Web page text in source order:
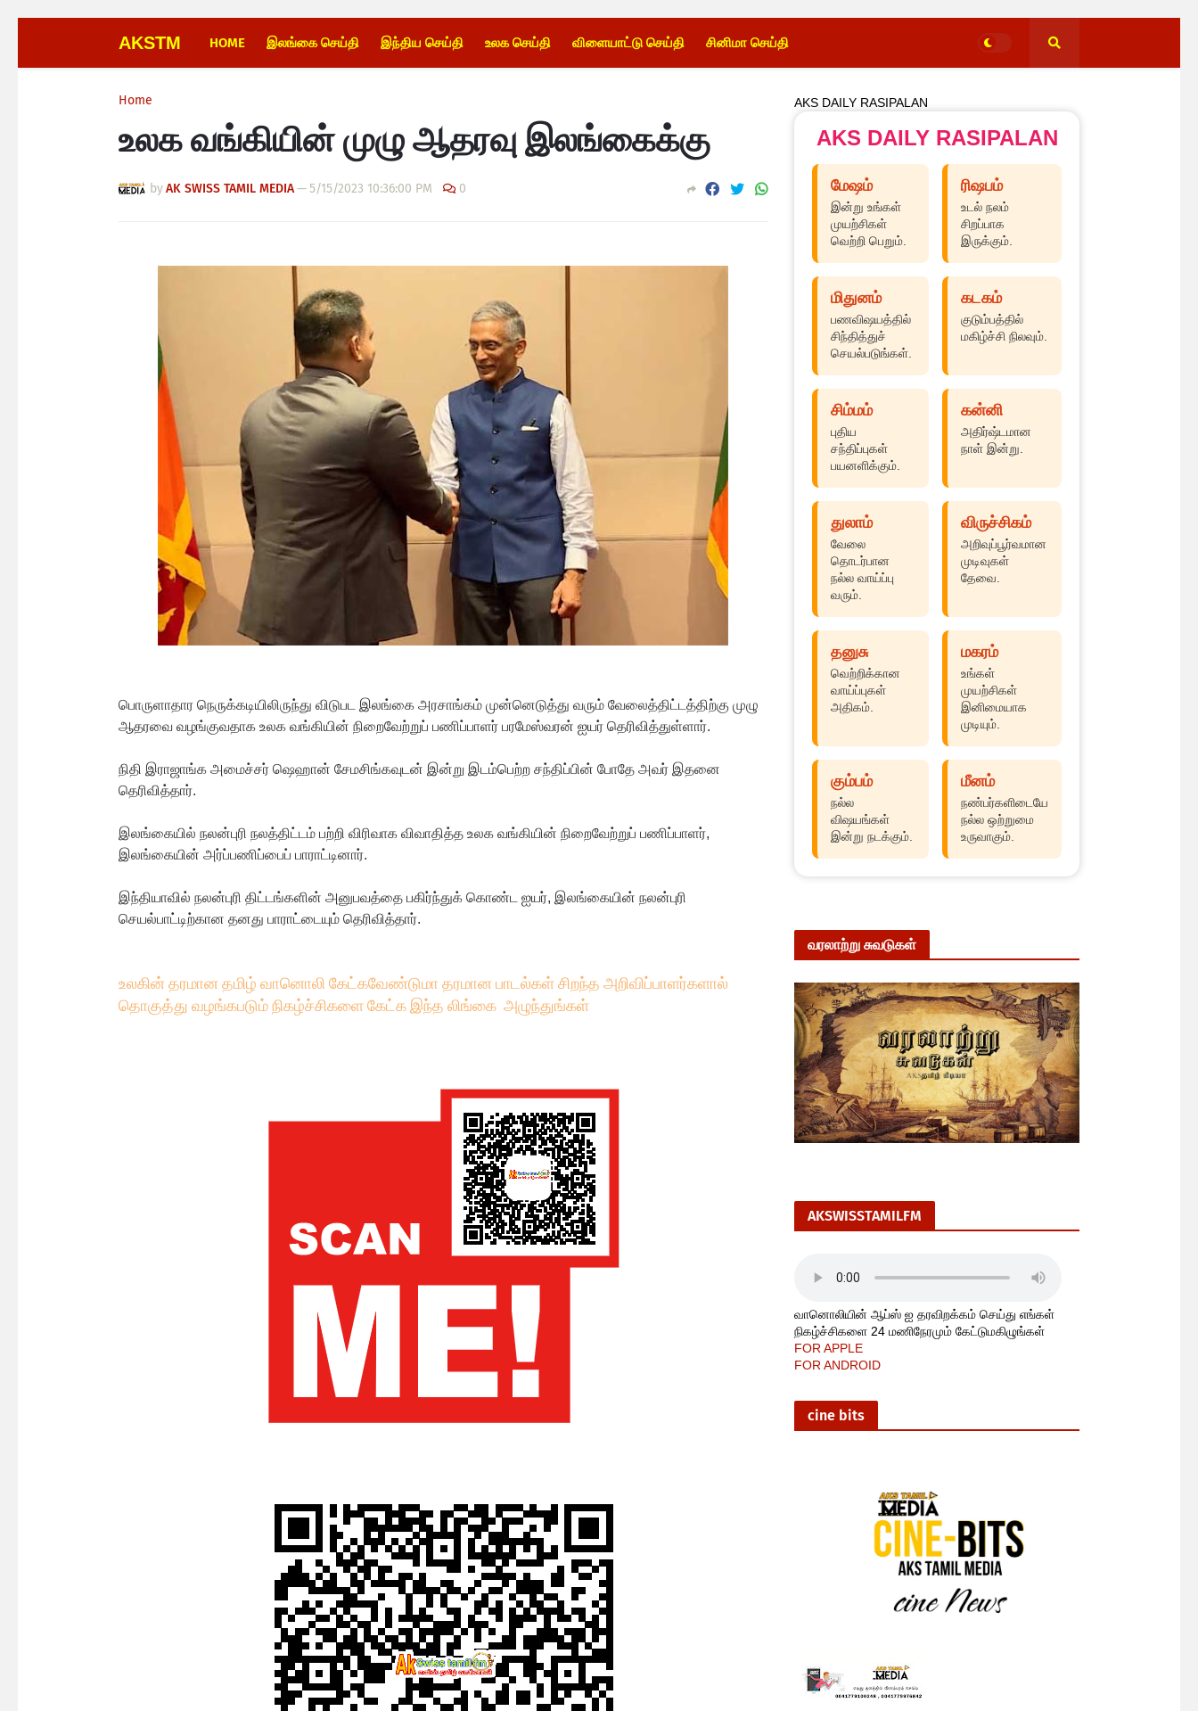
AKSTM HOME இலங்கை செய்தி இந்திய செய்தி உலக செய்தி விளையாட்டு செய்தி சினிமா செய்தி
Home
உலக வங்கியின் முழு ஆதரவு இலங்கைக்கு
byAK SWISS TAMIL MEDIA—5/15/2023 10:36:00 PM 0
பொருளாதார நெருக்கடியிலிருந்து விடுபட இலங்கை அரசாங்கம் முன்னெடுத்து வரும் வேலைத்திட்டத்திற்கு முழு
ஆதரவை வழங்குவதாக உலக வங்கியின் நிறைவேற்றுப் பணிப்பாளர் பரமேஸ்வரன் ஐயர் தெரிவித்துள்ளார்.
நிதி இராஜாங்க அமைச்சர் ஷெஹான் சேமசிங்கவுடன் இன்று இடம்பெற்ற சந்திப்பின் போதே அவர் இதனை
தெரிவித்தார்.
இலங்கையில் நலன்புரி நலத்திட்டம் பற்றி விரிவாக விவாதித்த உலக வங்கியின் நிறைவேற்றுப் பணிப்பாளர்,
இலங்கையின் அர்ப்பணிப்பைப் பாராட்டினார்.
இந்தியாவில் நலன்புரி திட்டங்களின் அனுபவத்தை பகிர்ந்துக் கொண்ட ஐயர், இலங்கையின் நலன்புரி
செயல்பாட்டிற்கான தனது பாராட்டையும் தெரிவித்தார்.
உலகின் தரமான தமிழ் வானொலி கேட்கவேண்டுமா தரமான பாடல்கள் சிறந்த அறிவிப்பாளர்களால்
தொகுத்து வழங்கபடும் நிகழ்ச்சிகளை கேட்க இந்த லிங்கை அழுந்துங்கள்
AKS DAILY RASIPALAN
AKS DAILY RASIPALAN
மேஷம்
இன்று உங்கள்
முயற்சிகள்
வெற்றி பெறும்.
ரிஷபம்
உடல் நலம்
சிறப்பாக
இருக்கும்.
மிதுனம்
பணவிஷயத்தில்
சிந்தித்துச்
செயல்படுங்கள்.
கடகம்
குடும்பத்தில்
மகிழ்ச்சி நிலவும்.
சிம்மம்
புதிய
சந்திப்புகள்
பயனளிக்கும்.
கன்னி
அதிர்ஷ்டமான
நாள் இன்று.
துலாம்
வேலை
தொடர்பான
நல்ல வாய்ப்பு
வரும்.
விருச்சிகம்
அறிவுப்பூர்வமான
முடிவுகள்
தேவை.
தனுசு
வெற்றிக்கான
வாய்ப்புகள்
அதிகம்.
மகரம்
உங்கள்
முயற்சிகள்
இனிமையாக
முடியும்.
கும்பம்
நல்ல
விஷயங்கள்
இன்று நடக்கும்.
மீனம்
நண்பர்களிடையே
நல்ல ஒற்றுமை
உருவாகும்.
வரலாற்று சுவடுகள்
AKSWISSTAMILFM
வானொலியின் ஆப்ஸ் ஐ தரவிறக்கம் செய்து எங்கள்
நிகழ்ச்சிகளை 24 மணிநேரமும் கேட்டுமகிழுங்கள்
FOR APPLE
FOR ANDROID
cine bits